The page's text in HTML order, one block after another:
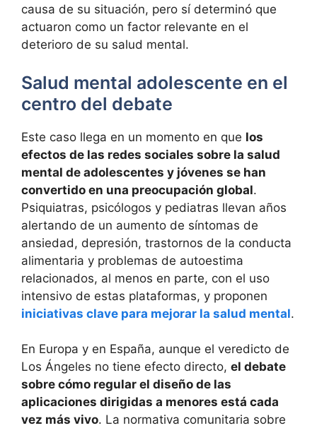
causa de su situación, pero sí determinó que
actuaron como un factor relevante en el
deterioro de su salud mental.
Salud mental adolescente en el
centro del debate
Este caso llega en un momento en que los
efectos de las redes sociales sobre la salud
mental de adolescentes y jóvenes se han
convertido en una preocupación global.
Psiquiatras, psicólogos y pediatras llevan años
alertando de un aumento de síntomas de
ansiedad, depresión, trastornos de la conducta
alimentaria y problemas de autoestima
relacionados, al menos en parte, con el uso
intensivo de estas plataformas, y proponen
iniciativas clave para mejorar la salud mental.
En Europa y en España, aunque el veredicto de
Los Ángeles no tiene efecto directo, el debate
sobre cómo regular el diseño de las
aplicaciones dirigidas a menores está cada
vez más vivo. La normativa comunitaria sobre